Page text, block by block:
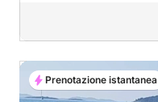
Prenotazione istantanea